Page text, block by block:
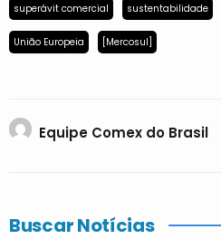
superávit comercial sustentabilidade
União Europeia [Mercosul]
Equipe Comex do Brasil
Buscar Notícias